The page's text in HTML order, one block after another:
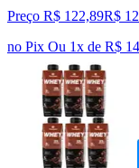
Preço R$ 122,89R$
no Pix Ou 1x de R$